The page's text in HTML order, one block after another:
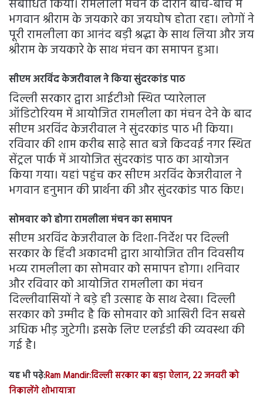
संबोधित किया। रामलीला मंचन के दौरान बीच-बीच में
भगवान श्रीराम के जयकारे का जयघोष होता रहा। लोगों ने
पूरी रामलीला का आनंद बड़ी श्रद्धा के साथ लिया और जय
श्रीराम के जयकारे के साथ मंचन का समापन हुआ।
सीएम अरविंद केजरीवाल ने किया सुंदरकांड पाठ
दिल्ली सरकार द्वारा आईटीओ स्थित प्यारेलाल
ऑडिटोरियम में आयोजित रामलीला का मंचन देने के बाद
सीएम अरविंद केजरीवाल ने सुंदरकांड पाठ भी किया।
रविवार की शाम करीब साढ़े सात बजे किदवई नगर स्थित
सेंट्रल पार्क में आयोजित सुंदरकांड पाठ का आयोजन
किया गया। यहां पहुंच कर सीएम अरविंद केजरीवाल ने
भगवान हनुमान की प्रार्थना की और सुंदरकांड पाठ किए।
सोमवार को होगा रामलीला मंचन का समापन
सीएम अरविंद केजरीवाल के दिशा-निर्देश पर दिल्ली
सरकार के हिंदी अकादमी द्वारा आयोजित तीन दिवसीय
भव्य रामलीला का सोमवार को समापन होगा। शनिवार
और रविवार को आयोजित रामलीला का मंचन
दिल्लीवासियों ने बड़े ही उत्साह के साथ देखा। दिल्ली
सरकार को उम्मीद है कि सोमवार को आखिरी दिन सबसे
अधिक भीड़ जुटेगी। इसके लिए एलईडी की व्यवस्था की
गई है।
यह भी पढ़े:Ram Mandir:दिल्ली सरकार का बड़ा ऐलान, 22 जनवरी को
निकालेंगे शोभायात्रा